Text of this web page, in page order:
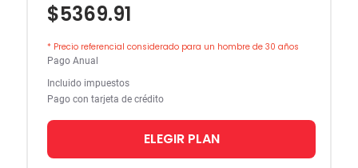
$5369.91
* Precio referencial considerado para un hombre de 30 años
Pago Anual
Incluido impuestos
Pago con tarjeta de crédito
ELEGIR PLAN